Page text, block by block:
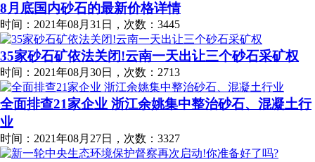
8月底国内砂石的最新价格详情
时间：2021年08月31日，次数：3445
35家砂石矿依法关闭!云南一天出让三个砂石采矿权
时间：2021年08月30日，次数：2713
全面排查21家企业 浙江余姚集中整治砂石、混凝土行
业
时间：2021年08月27日，次数：3327